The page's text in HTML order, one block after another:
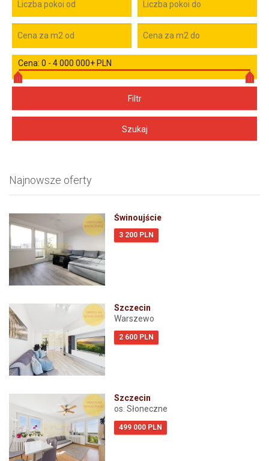
Cena: 0 - 4 000 000+ PLN
Najnowsze oferty
Świnoujście
3 200 PLN
Szczecin
Warszewo
2 600 PLN
Szczecin
os. Słoneczne
499 000 PLN